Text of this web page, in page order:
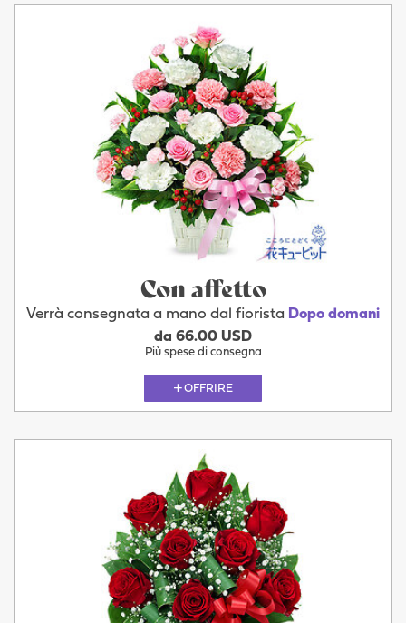
Con affetto
Verrà consegnata a mano dal fiorista Dopo domani
da 66.00 USD
Più spese di consegna
OFFRIRE